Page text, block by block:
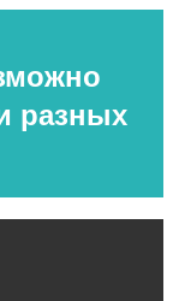
разных